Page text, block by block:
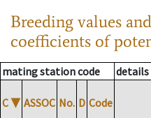
Breeding values
coefficients of
mating station code
C ▼ ASSOC No. D Code